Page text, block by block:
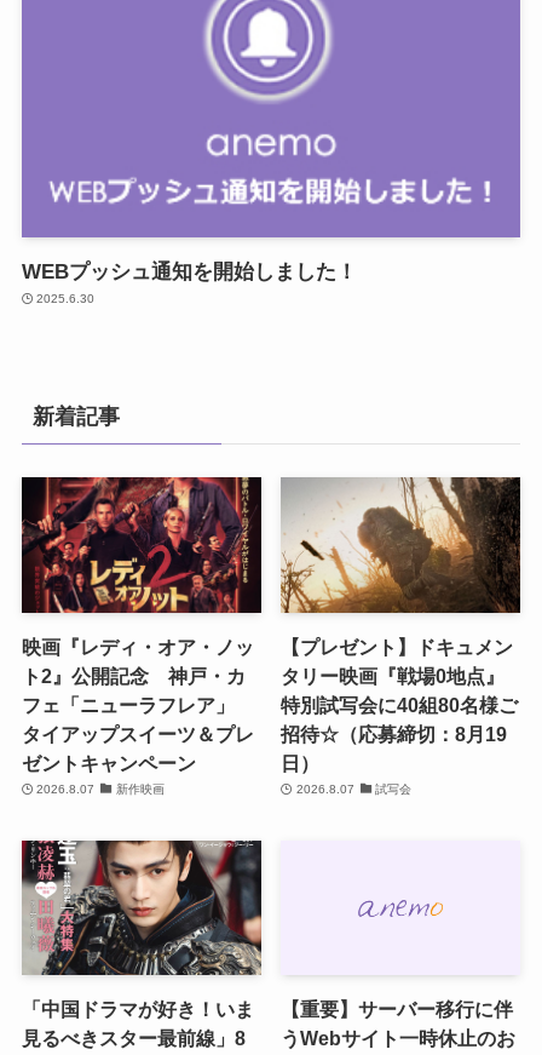
WEBプッシュ通知を開始しました！
2025.6.30
新着記事
映画『レディ・オア・ノッ
ト2』公開記念 神戸・カ
フェ「ニューラフレア」
タイアップスイーツ＆プレ
ゼントキャンペーン
2026.8.07 新作映画
【プレゼント】ドキュメン
タリー映画『戦場0地点』
特別試写会に40組80名様ご
招待☆（応募締切：8月19
日）
2026.8.07 試写会
「中国ドラマが好き！いま
見るべきスター最前線」8
【重要】サーバー移行に伴
うWebサイト一時休止のお